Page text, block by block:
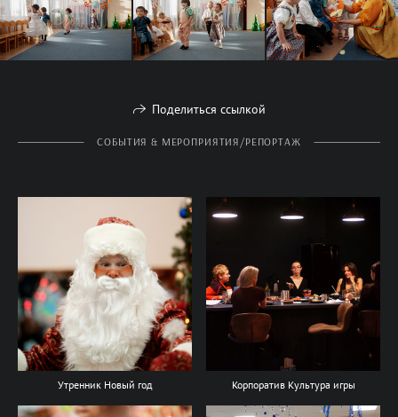
Поделиться ссылкой
СОБЫТИЯ & МЕРОПРИЯТИЯ/РЕПОРТАЖ
Утренник Новый год Корпоратив Культура игры